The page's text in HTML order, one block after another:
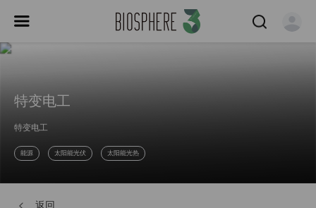
特变电工
特变电工
能源 太阳能光伏 太阳能光热
返回